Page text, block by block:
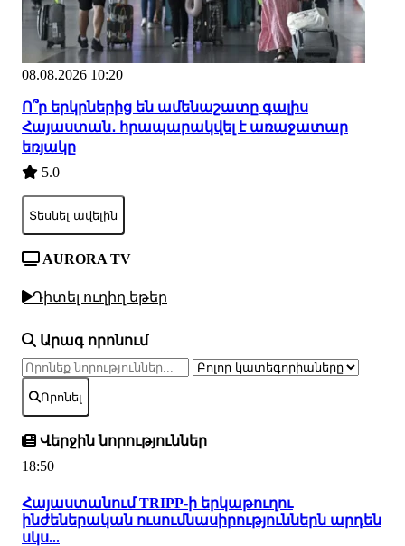
08.08.2026 10:20
Ո՞ր երկրներից են ամենաշատը գալիս
Հայաստան․ հրապարակվել է առաջատար
եռյակը
5.0
Տեսնել ավելին
AURORA TV
Դիտել ուղիղ եթեր
Արագ որոնում
Որոնել
Վերջին նորություններ
18:50
Հայաստանում TRIPP-ի երկաթուղու
ինժեներական ուսումնասիրություններն արդեն
սկս...